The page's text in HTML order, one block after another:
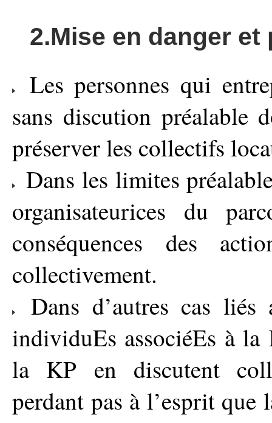
2.Mise en danger
Les personnes qui
sans discution préalable
préserver les collectifs
Dans les limites
organisateurices du
conséquences des
collectivement.
Dans d’autres cas
individuEs associéEs à la
la KP en discutent
perdant pas à l’esprit que